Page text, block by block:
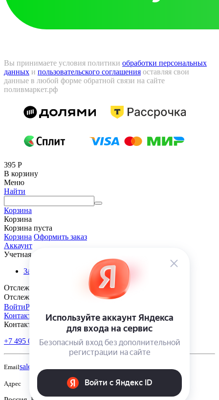
Вы принимаете условия политики обработки персональных
данных и пользовательского соглашения оставляя свои
данные в любой форме обратной связи на сайте
поливмаркет.рф
395 Р
В корзину
Меню
Найти
Корзина
Корзина
Корзина пуста
Корзина Оформить заказ
Аккаунт
Учетная запись
Заказы
Отслеживание заказа
Отслеживание заказа
ВойтиРегистрация
Контакты
Контакты
+7 495 005-70-10 +7 343 302-70-20 Пн-Пт: 9:00-18:00
Emailsales@polivmarket.com
Адрес